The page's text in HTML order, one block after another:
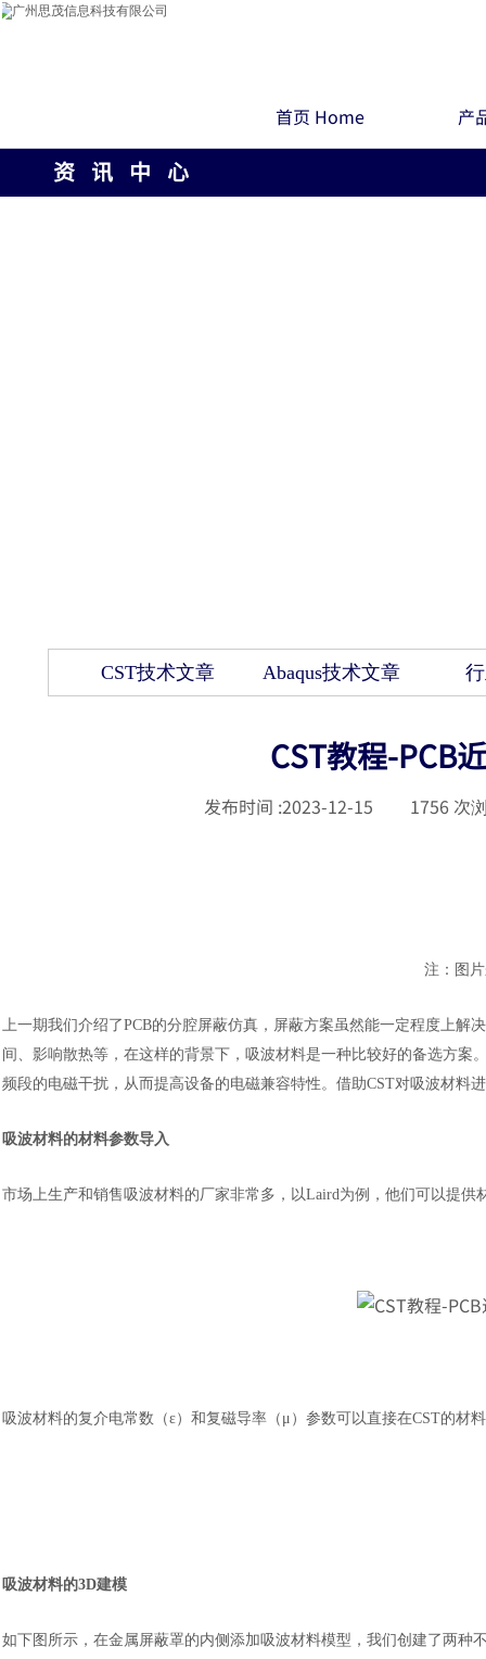
首页 Home 产
资 讯 中 心
CST技术文章 Abaqus技术文章
CST教程-PCB
发布时间 :2023-12-15 1756 次
注：图
上一期我们介绍了PCB的分腔屏蔽仿真，屏蔽方案虽然能一定程度上解
间、影响散热等，在这样的背景下，吸波材料是一种比较好的备选方
频段的电磁干扰，从而提高设备的电磁兼容特性。借助CST对吸波材料
吸波材料的材料参数导入
市场上生产和销售吸波材料的厂家非常多，以Laird为例，他们可以提供
吸波材料的复介电常数（ε）和复磁导率（μ）参数可以直接在CST的材
吸波材料的3D建模
如下图所示，在金属屏蔽罩的内侧添加吸波材料模型，我们创建了两种